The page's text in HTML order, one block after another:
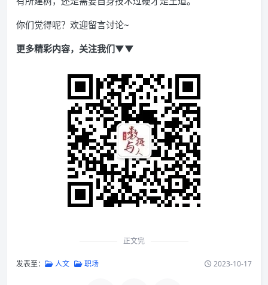
你们觉得呢？欢迎留言讨论~
更多精彩内容，关注我们▼▼
正文完
发表至： 人文 职场 2023-10-17